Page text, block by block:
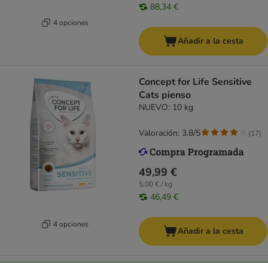
4 opciones
88,34 €
Añadir a la cesta
4 opciones
Concept for Life Sensitive
Cats pienso
NUEVO: 10 kg
49,99 €
5,00 € / kg
46,49 €
Valoración: 3.8/5 (17)
Añadir a la cesta